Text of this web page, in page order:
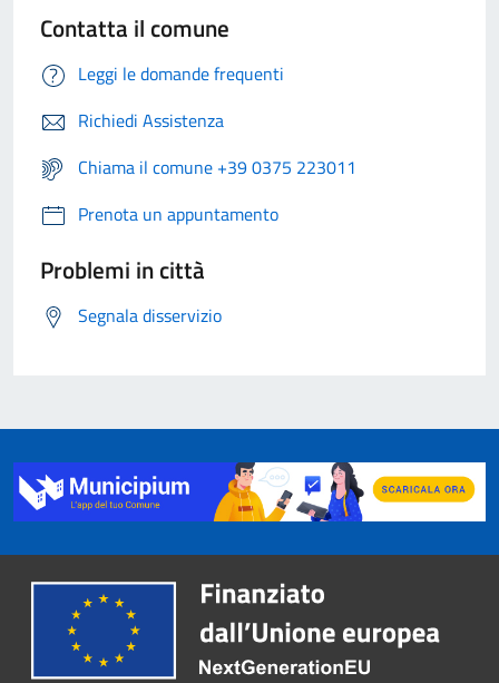
Contatta il comune
Leggi le domande frequenti
Richiedi Assistenza
Chiama il comune +39 0375 223011
Prenota un appuntamento
Problemi in città
Segnala disservizio